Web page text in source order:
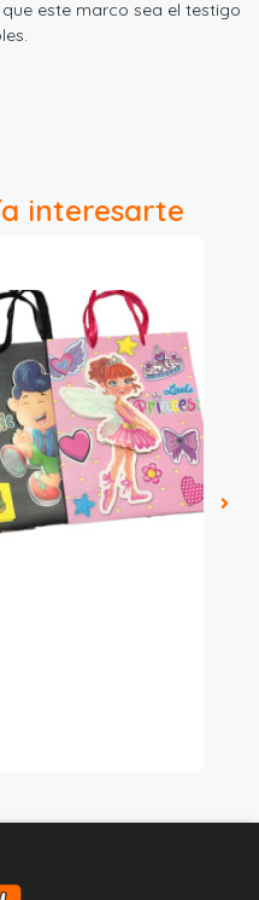
este marco sea el testigo
interesarte